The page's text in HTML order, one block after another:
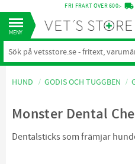
Meny
FRI FRAKT ÖVER 600:- local_shipping
HUND GODIS OCH TUGGBEN
Monster Dental
Dentalsticks som främjar